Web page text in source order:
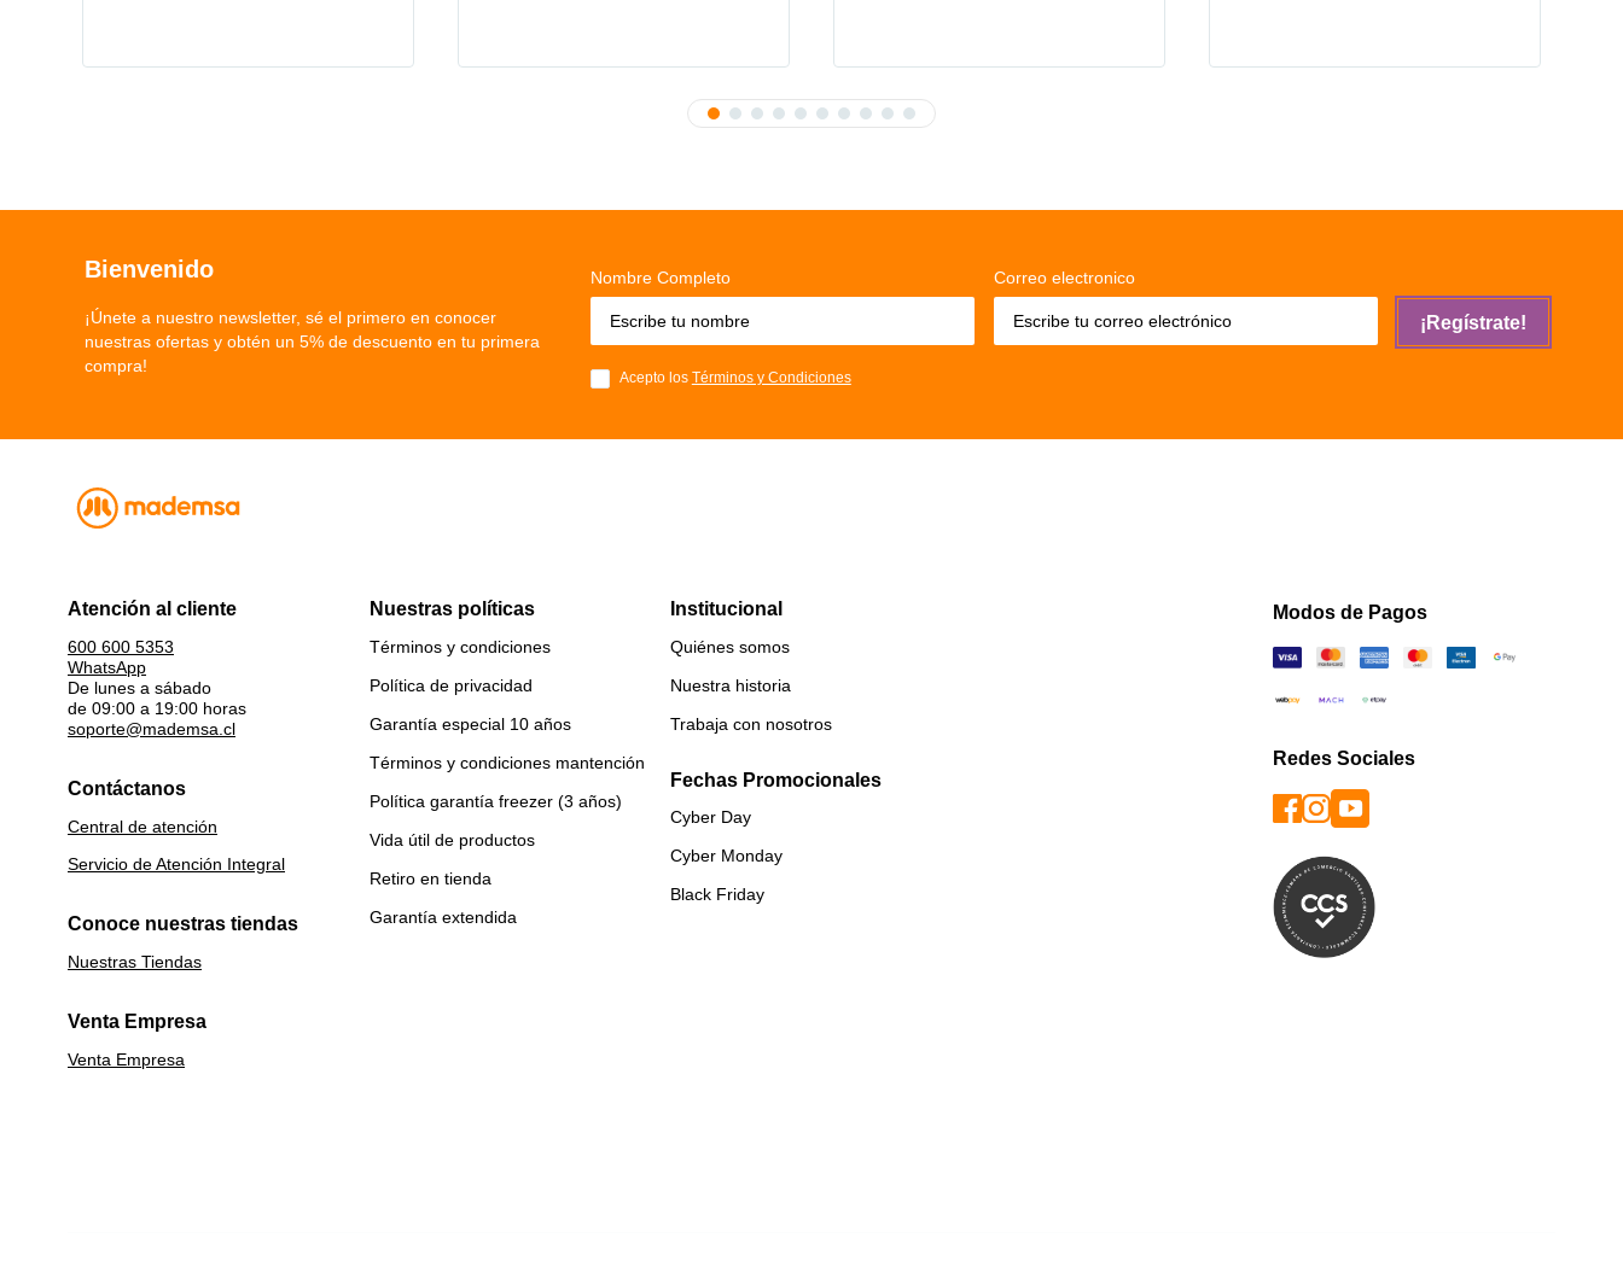
Bienvenido
¡Únete a nuestro newsletter, sé el primero en conocer
nuestras ofertas y obtén un 5% de descuento en tu primera
compra!
Nombre Completo Correo electronico
Acepto los Términos y Condiciones
¡Regístrate!
Atención al cliente
600 600 5353
WhatsApp
De lunes a sábado
de 09:00 a 19:00 horas
soporte@mademsa.cl
Contáctanos
Central de atención
Servicio de Atención Integral
Conoce nuestras tiendas
Nuestras Tiendas
Venta Empresa
Venta Empresa
Nuestras políticas
Términos y condiciones
Política de privacidad
Garantía especial 10 años
Términos y condiciones mantención
Política garantía freezer (3 años)
Vida útil de productos
Retiro en tienda
Garantía extendida
Institucional
Quiénes somos
Nuestra historia
Trabaja con nosotros
Fechas Promocionales
Cyber Day
Cyber Monday
Black Friday
Modos de Pagos
Redes Sociales